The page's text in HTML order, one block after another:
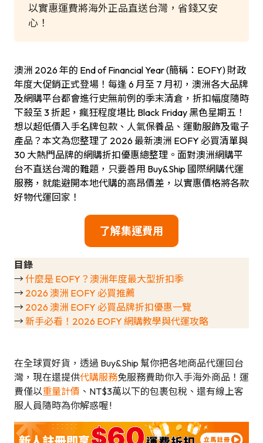
以實惠運費將海外正品直送台灣，省錢又安
心！
澳洲 2026 年的 End of Financial Year (簡稱：EOFY) 財政
年度大促銷正式登場！每逢 6 月至 7 月初，澳洲各大品牌
及網購平台都會進行史無前例的季末清倉，折扣幅度隨時
下殺至 3 折起，瘋狂程度堪比 Black Friday 黑色星期五！
想以超低價入手名牌包款、人氣保養品、運動服飾及電子
產品？本文為您整理了 2026 最新澳洲 EOFY 必買清單與
30 大熱門品牌的網購折扣優惠總整理。面對澳洲網購平
台不直送台灣的難題，只要善用 Buy&Ship 國際網購代運
服務，就能避開本地代購的高昂價差，以實惠價格將各款
好物代運回家！
了解集運費用
目錄
→什麼是 EOFY？澳洲年度最大型折扣季
→ 2026 澳洲 EOFY 必買推薦
→ 2026 澳洲 EOFY 必買品牌折扣優惠一覽
→新手必看！2026 EOFY 網購教學與代運攻略
在全球買好貨，透過 Buy&Ship 幫你把各地商品代運回台
灣，現在還提供代購服務免服務費助你入手海外商品！運
費僅以重量計價 、NT$3萬以下的包裹包稅、還有線上客
服人員隨時為你解惑喔 !